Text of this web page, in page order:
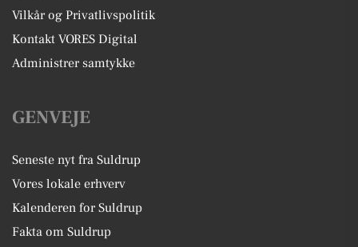
Vilkår og Privatlivspolitik
Kontakt VORES Digital
Administrer samtykke
GENVEJE
Seneste nyt fra Suldrup
Vores lokale erhverv
Kalenderen for Suldrup
Fakta om Suldrup